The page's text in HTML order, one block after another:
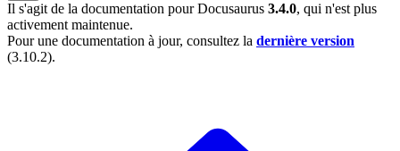
Il s'agit de la documentation pourDocusaurus 3.4.0, qui n'est plus
activement maintenue.
Pour une documentation à jour, consultez la dernière version
(3.10.2).